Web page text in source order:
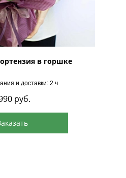
в горшке
и доставки: 2 ч
руб.